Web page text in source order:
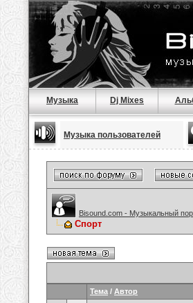
Музыка Dj Mixes
Музыка пользователей
Bisound.com - Музыкальный
Спорт
Тема / Автор